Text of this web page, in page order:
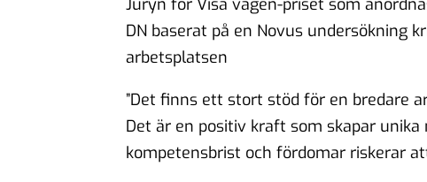
Juryn för Visa vägen-priset som
DN baserat på en Novus undersökning
arbetsplatsen
”Det finns ett stort stöd för en bredare
Det är en positiv kraft som skapar
kompetensbrist och fördomar riskerar